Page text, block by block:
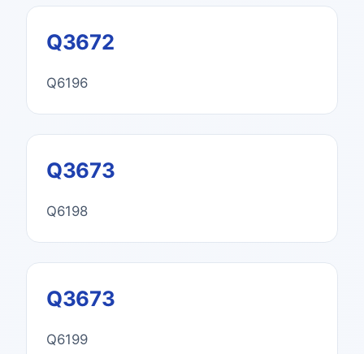
Q3672
Q6196
Q3673
Q6198
Q3673
Q6199